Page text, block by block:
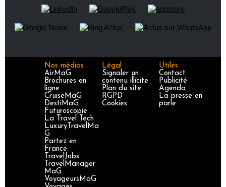
Nos médias
AirMaG
Brochures en
ligne
CruiseMaG
DestiMaG
Futuroscopie
La Travel Tech
LuxuryTravelMa
G
Partez en
France
TravelJobs
TravelManager
MaG
VoyageursMaG
Légal
Signaler un
contenu illicite
Plan du site
RGPD
Cookies
Utiles
Contact
Publicité
Agenda
La presse en
parle